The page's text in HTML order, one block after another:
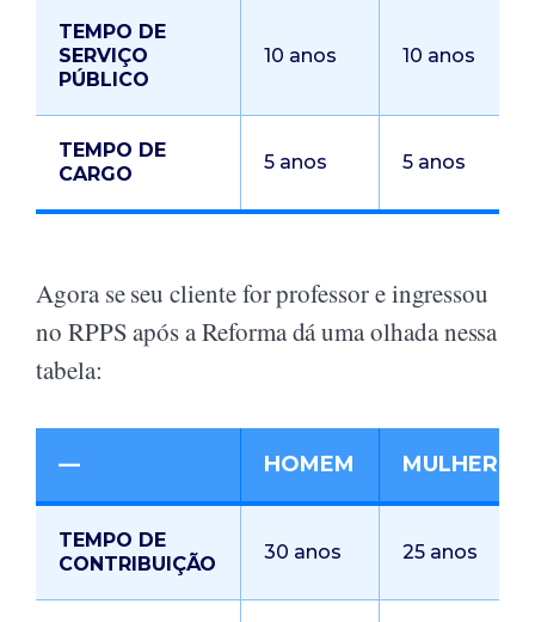
TEMPO DE
SERVIÇO
PÚBLICO
10 anos 10 anos
TEMPO DE
CARGO
5 anos 5 anos
Agora se seu cliente for professor e ingressou
no RPPS após a Reforma dá uma olhada nessa
tabela:
— HOMEM MULHER
TEMPO DE
CONTRIBUIÇÃO
30 anos 25 anos